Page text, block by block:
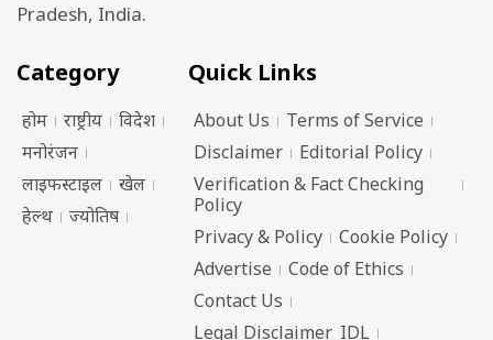
Pradesh, India.
Category
होम राष्ट्रीय
विदेश
मनोरंजन
लाइफस्टाइल
खेल
हेल्थ
ज्योतिष
Quick Links
About Us
Terms of Service
Disclaimer
Editorial Policy
Verification & Fact Checking
Policy
Privacy & Policy
Cookie Policy
Advertise
Code of Ethics
Contact Us
Legal Disclaimer_IDL